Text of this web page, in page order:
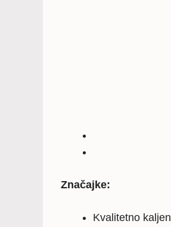
Značajke:
Kvalitetno